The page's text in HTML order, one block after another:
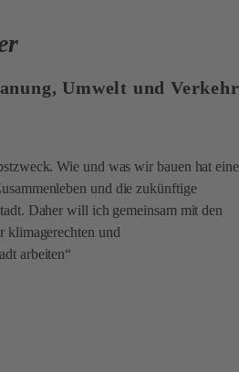
Umwelt und Verkehr
Wie und was wir bauen hat
und die zukünftige
Daher will ich gemeinsam mit den
klimagerechten und
arbeiten“